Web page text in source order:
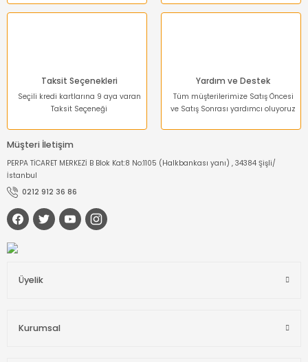
Taksit Seçenekleri
Seçili kredi kartlarına 9 aya varan
Taksit Seçeneği
Yardım ve Destek
Tüm müşterilerimize Satış Öncesi
ve Satış Sonrası yardımcı oluyoruz
Müşteri İletişim
PERPA TİCARET MERKEZİ B Blok Kat:8 No:1105 (Halkbankası yanı) , 34384 Şişli/
İstanbul
0212 912 36 86
Üyelik
Kurumsal